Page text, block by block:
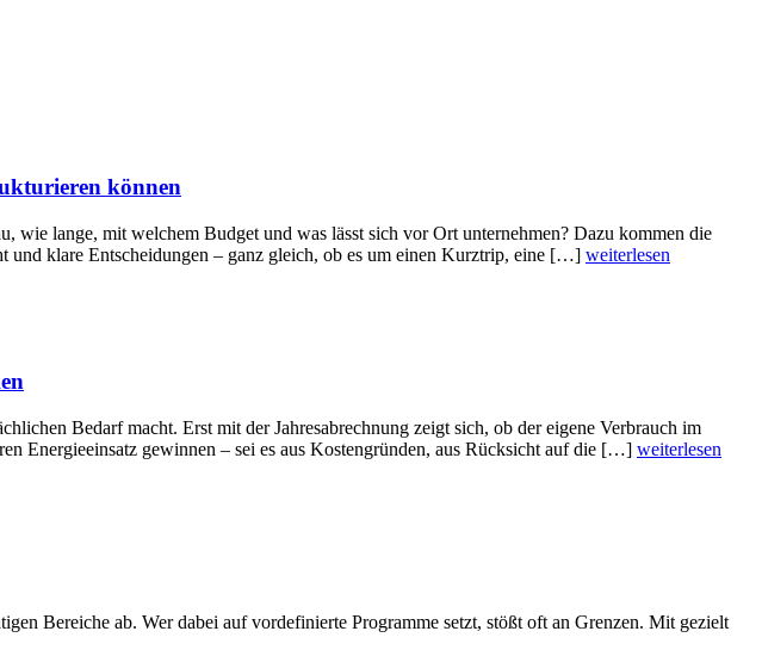
können
wie lange, mit welchem Budget und was lässt sich vor Ort unternehmen? Dazu kommen die
und klare Entscheidungen – ganz gleich, ob es um einen Kurztrip, eine […] weiterlesen
Bedarf macht. Erst mit der Jahresabrechnung zeigt sich, ob der eigene Verbrauch im
Energieeinsatz gewinnen – sei es aus Kostengründen, aus Rücksicht auf die […] weiterlesen
Bereiche ab. Wer dabei auf vordefinierte Programme setzt, stößt oft an Grenzen. Mit gezielt